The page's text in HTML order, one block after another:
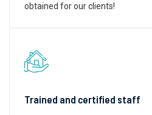
obtained for our clients!
Trained and certified staff